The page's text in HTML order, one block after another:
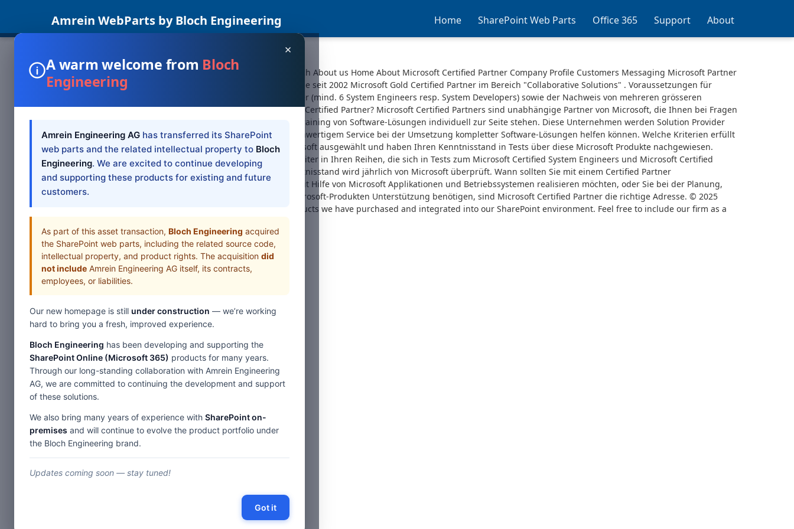
Amrein WebParts by Bloch Engineering Home SharePoint Web Parts Office 365 Support About
SharePoint Web Parts Office 365 Web Parts Blog Support Search About us Home About Microsoft Certified Partner Company Profile Customers Messaging Microsoft Partner
Location Wir sind seit 1994 Certifed Partner von Microsoft sowie seit 2002 Microsoft Gold Certified Partner im Bereich "Collaborative Solutions" . Voraussetzungen für
diesen Status sind ein hoher Ausbildungsstand der Mitarbeiter (mind. 6 System Engineers resp. System Developers) sowie der Nachweis von mehreren grösseren
Kundenprojekten mit hoher Kundenzufriedenheit. Was ist ein Certified Partner? Microsoft Certified Partners sind unabhängige Partner von Microsoft, die Ihnen bei Fragen
der Integration, Anpassung, Entwicklung, Support und dem Training von Software-Lösungen individuell zur Seite stehen. Diese Unternehmen werden Solution Provider
genannt, da sie Ihnen mit der neuesten Technologie und hochwertigem Service bei der Umsetzung kompletter Software-Lösungen helfen können. Welche Kriterien erfüllt
ein Microsoft Certified Partner ? Die Firmen wurden von Microsoft ausgewählt und haben Ihren Kenntnisstand in Tests über diese Microsoft Produkte nachgewiesen.
Microsoft Certified Partners besitzen hochqualifizierte Mitarbeiter in Ihren Reihen, die sich in Tests zum Microsoft Certified System Engineers und Microsoft Certified
System Developers (MCSE/MCSD) qualifiziert haben. Der Kenntnisstand wird jährlich von Microsoft überprüft. Wann sollten Sie mit einem Certified Partner
zusammenarbeiten? Wenn Sie maßgeschneiderte L sungen mit Hilfe von Microsoft Applikationen und Betriebssystemen realisieren möchten, oder Sie bei der Planung,
Entwicklung, Integration und Support für den Einsatz von Microsoft-Produkten Unterstützung benötigen, sind Microsoft Certified Partner die richtige Adresse. © 2025
AMREIN ENGINEERING AG We are very satisfied with the products we have purchased and integrated into our SharePoint environment. Feel free to include our firm as a
×
A warm welcome from Bloch
Engineering
Amrein Engineering AG has transferred its SharePoint
web parts and the related intellectual property to Bloch
Engineering. We are excited to continue developing
and supporting these products for existing and future
customers.
As part of this asset transaction, Bloch Engineering acquired
the SharePoint web parts, including the related source code,
intellectual property, and product rights. The acquisition did
not include Amrein Engineering AG itself, its contracts,
employees, or liabilities.
Our new homepage is still under construction — we’re working
hard to bring you a fresh, improved experience.
Bloch Engineering has been developing and supporting the
SharePoint Online (Microsoft 365) products for many years.
Through our long-standing collaboration with Amrein Engineering
AG, we are committed to continuing the development and support
of these solutions.
We also bring many years of experience with SharePoint on-
premises and will continue to evolve the product portfolio under
the Bloch Engineering brand.
Updates coming soon — stay tuned!
Got it